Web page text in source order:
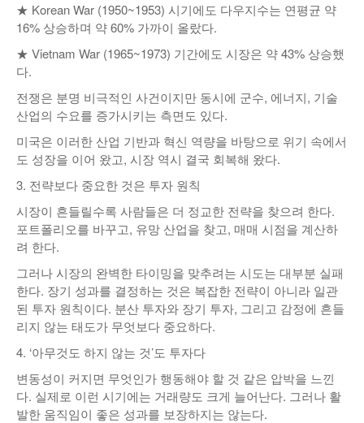
★ Korean War (1950~1953) 시기에도 다우지수는 연평균 약
16% 상승하며 약 60% 가까이 올랐다.
★ Vietnam War (1965~1973) 기간에도 시장은 약 43% 상승했
다.
전쟁은 분명 비극적인 사건이지만 동시에 군수, 에너지, 기술
산업의 수요를 증가시키는 측면도 있다.
미국은 이러한 산업 기반과 혁신 역량을 바탕으로 위기 속에서
도 성장을 이어 왔고, 시장 역시 결국 회복해 왔다.
3. 전략보다 중요한 것은 투자 원칙
시장이 흔들릴수록 사람들은 더 정교한 전략을 찾으려 한다.
포트폴리오를 바꾸고, 유망 산업을 찾고, 매매 시점을 계산하
려 한다.
그러나 시장의 완벽한 타이밍을 맞추려는 시도는 대부분 실패
한다. 장기 성과를 결정하는 것은 복잡한 전략이 아니라 일관
된 투자 원칙이다. 분산 투자와 장기 투자, 그리고 감정에 흔들
리지 않는 태도가 무엇보다 중요하다.
4. ‘아무것도 하지 않는 것’도 투자다
변동성이 커지면 무엇인가 행동해야 할 것 같은 압박을 느낀
다. 실제로 이런 시기에는 거래량도 크게 늘어난다. 그러나 활
발한 움직임이 좋은 성과를 보장하지는 않는다.